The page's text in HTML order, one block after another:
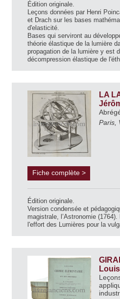
Édition originale.
Leçons données par Henri
et Drach sur les bases
d'elasticité.
Bases qui serviront au
théorie élastique de la lumière
propagation de la lumière y est
décompression élastique de
LA
Paris,
Fiche complète >
Édition originale.
Version condensée et
magistrale, l’Astronomie
l'effort des Lumières pour la